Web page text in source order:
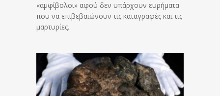
«αμφίβολοι» αφού δεν υπάρχουν ευρήματα
που να επιβεβαιώνουν τις καταγραφές και τις
μαρτυρίες.